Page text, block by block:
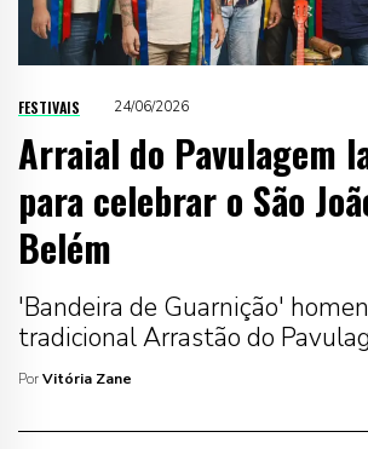
FESTIVAIS 24/06/2026
Arraial do Pavulagem
para celebrar o São
Belém
'Bandeira de Guarnição'
tradicional Arrastão do
PorVitória Zane